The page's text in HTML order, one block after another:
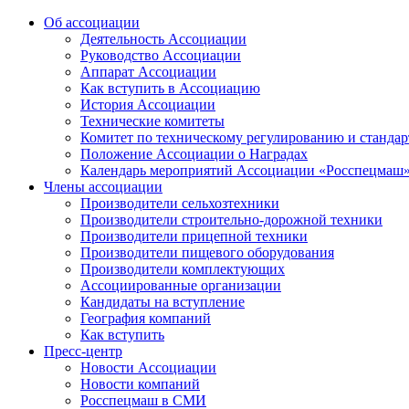
Об ассоциации
Деятельность Ассоциации
Руководство Ассоциации
Аппарат Ассоциации
Как вступить в Ассоциацию
История Ассоциации
Технические комитеты
Комитет по техническому регулированию и
Положение Ассоциации о Наградах
Календарь мероприятий Ассоциации «Росспецмаш»
Члены ассоциации
Производители сельхозтехники
Производители строительно-дорожной техники
Производители прицепной техники
Производители пищевого оборудования
Производители комплектующих
Ассоциированные организации
Кандидаты на вступление
География компаний
Как вступить
Пресс-центр
Новости Ассоциации
Новости компаний
Росспецмаш в СМИ